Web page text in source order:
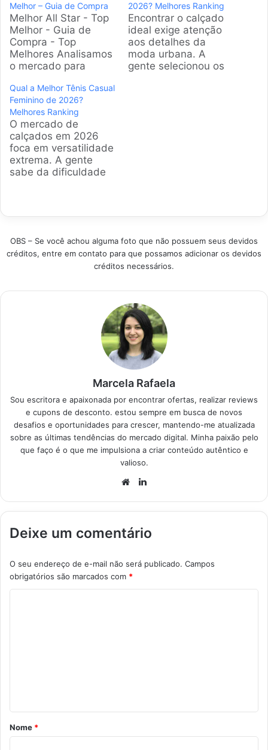
Melhor – Guia de Compra
Melhor All Star - Top
Melhor - Guia de
Compra - Top
Melhores Analisamos
o mercado para
Star para você. Este
guia apresenta os
modelos mais
icônicos e desejados,
ajudando na sua
decisão de compra
com informações
diretas, focadas em
2026? Melhores Ranking
Encontrar o calçado
ideal exige atenção
aos detalhes da
moda urbana. A
gente selecionou os
Qual a Melhor Tênis Casual
Feminino de 2026?
Melhores Ranking
O mercado de
calçados em 2026
foca em versatilidade
extrema. A gente
sabe da dificuldade
reúne os calçados
garantindo estilo e
bem-estar para sua
rotina agitada com as
atuais. Produtos em
selecionar o calçado
OBS – Se você achou alguma foto que não possuem seus devidos
créditos, entre em contato para que possamos adicionar os devidos
créditos necessários.
Marcela Rafaela
Sou escritora e apaixonada por encontrar ofertas, realizar reviews
e cupons de desconto. estou sempre em busca de novos
desafios e oportunidades para crescer, mantendo-me atualizada
sobre as últimas tendências do mercado digital. Minha paixão pelo
que faço é o que me impulsiona a criar conteúdo autêntico e
valioso.
Website
Deixe um comentário
O seu endereço de e-mail não será publicado. Campos
obrigatórios são marcados com *
r
Nome *